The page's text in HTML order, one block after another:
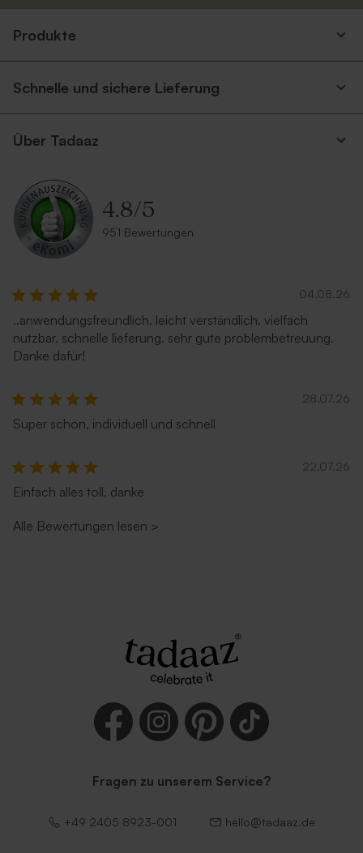
Produkte
Schnelle und sichere Lieferung
Über Tadaaz
4.8/5
951 Bewertungen
04.08.26
..anwendungsfreundlich. leicht verständlich. vielfach
nutzbar. schnelle lieferung. sehr gute problembetreuung.
Danke dafür!
28.07.26
Super schön, individuell und schnell
22.07.26
Einfach alles toll, danke
Alle Bewertungen lesen >
Fragen zu unserem Service?
+49 2405 8923-001 hello@tadaaz.de